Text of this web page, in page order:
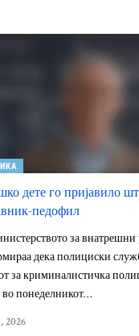
дете го пријавило
педофил
за внатрешни
дека полициски
за криминалистичка
понеделникот…
2026